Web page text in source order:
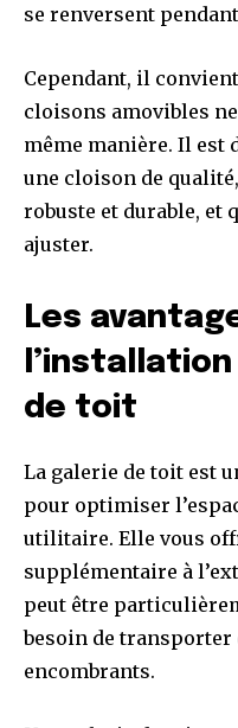
se renversent
Cependant, il
cloisons amovibles
même manière. Il
une cloison de
robuste et durable, et
ajuster.
Les
de toit
La galerie de toit est
pour optimiser
utilitaire. Elle vous
supplémentaire à
peut être
besoin de transporter
encombrants.